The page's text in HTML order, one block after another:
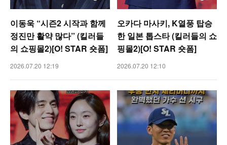
이동욱 “시즌2 시작과 함께
정진만 활약 많다” (킬러들
의 쇼핑몰2)[O! STAR 숏폼]
2026.07.20 12:19
오카다 마사키, K열풍 탑승
한 일본 톱스타 (킬러들의 쇼
핑몰2)[O! STAR 숏폼]
2026.07.20 12:10